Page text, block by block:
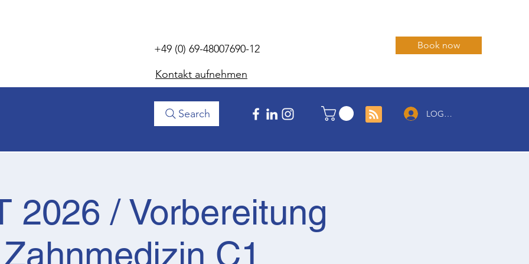
+49 (0) 69-48007690-12 Book now
Kontakt aufnehmen
Search LOG IN
2026 / Vorbereitung
Zahnmedizin C1